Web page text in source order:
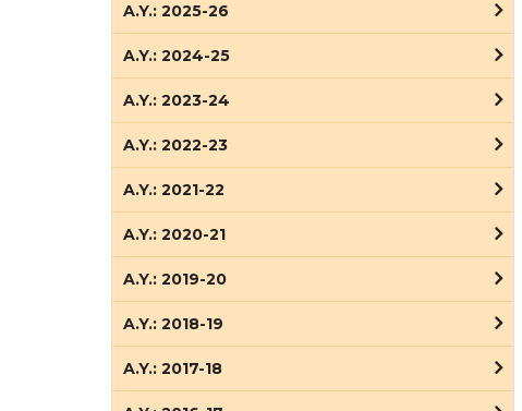
A.Y.: 2025-26
A.Y.: 2024-25
A.Y.: 2023-24
A.Y.: 2022-23
A.Y.: 2021-22
A.Y.: 2020-21
A.Y.: 2019-20
A.Y.: 2018-19
A.Y.: 2017-18